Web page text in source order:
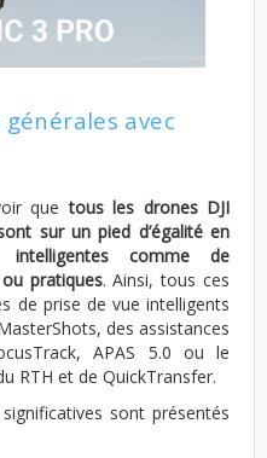
avec
quetous les drones DJI
sur un pied d’égalité en
intelligentes comme de
pratiques. Ainsi, tous ces
de prise de vue intelligents
des assistances
APAS 5.0 ou le
RTH et de QuickTransfer.
sont présentés